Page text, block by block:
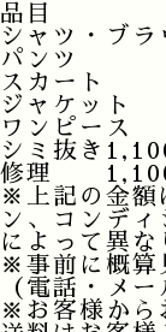
品目
シャツ・ブラ
パンツ
スカート
ジャケット
ワンピース
シミ抜き
修理
※上記の金額
ン、コンデ
によって異な
※事前に概算
（電話・メ
※お客様から